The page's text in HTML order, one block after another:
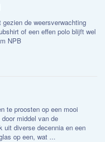
de weersverwachting
of een effen polo blijft wel
NPB
te proosten op een mooi
middel van de
uit diverse decennia en een
op een, wat ...